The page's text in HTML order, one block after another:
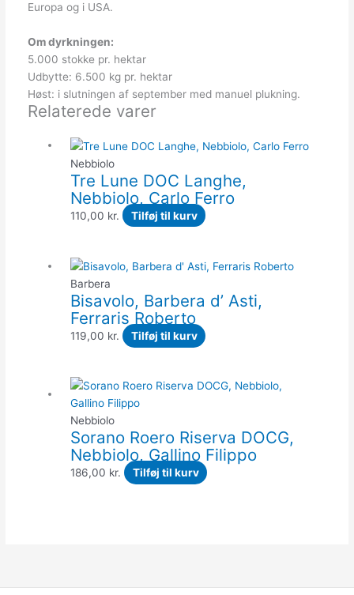
Europa og i USA.
Om dyrkningen:
5.000 stokke pr. hektar
Udbytte: 6.500 kg pr. hektar
Høst: i slutningen af ​​september med manuel plukning.
Relaterede varer
Nebbiolo
Tre Lune DOC Langhe,
Nebbiolo, Carlo Ferro
110,00 kr. Tilføj til kurv
Barbera
Bisavolo, Barbera d’ Asti,
Ferraris Roberto
119,00 kr. Tilføj til kurv
Nebbiolo
Sorano Roero Riserva DOCG,
Nebbiolo, Gallino Filippo
186,00 kr. Tilføj til kurv